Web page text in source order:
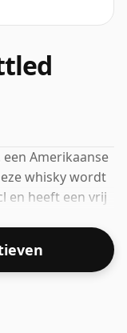
Amerikaanse
whisky wordt
en heeft een vrij